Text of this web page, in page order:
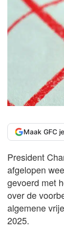
Maak GFC
President
afgelopen
gevoerd met
over de
algemene
2025.